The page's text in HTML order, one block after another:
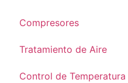
Compresores
Tratamiento de Aire
Control de Temperatura